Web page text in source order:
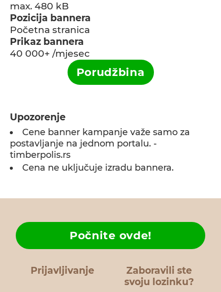
max. 480 kB
Pozicija bannera
Početna stranica
Prikaz bannera
40 000+ /mjesec
Porudžbina
Upozorenje
Cene banner kampanje važe samo za
postavljanje na jednom portalu. -
timberpolis.rs
Cena ne uključuje izradu bannera.
Prijavljivanje
Zaboravili ste
svoju lozinku?
Počnite ovde!